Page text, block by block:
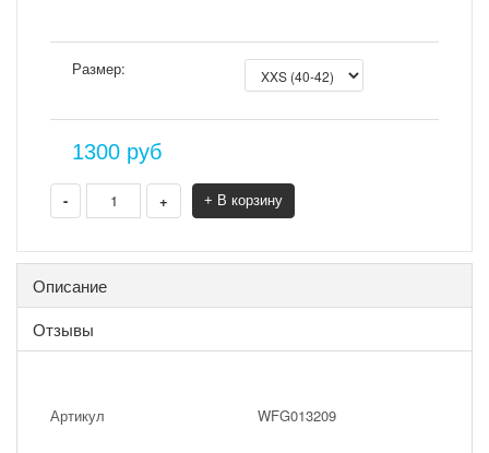
Размер:
1300 руб
- + + В корзину
Описание
Отзывы
Артикул WFG013209